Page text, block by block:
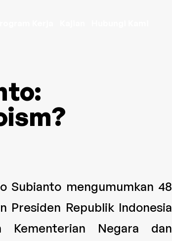
mengumumkan 48
Presiden Republik Indonesia
Kementerian Negara dan